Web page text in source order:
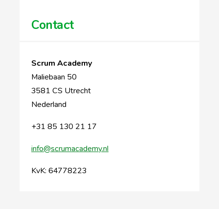
Contact
Scrum Academy
Maliebaan 50
3581 CS Utrecht
Nederland
+31 85 130 21 17
info@scrumacademy.nl
KvK: 64778223